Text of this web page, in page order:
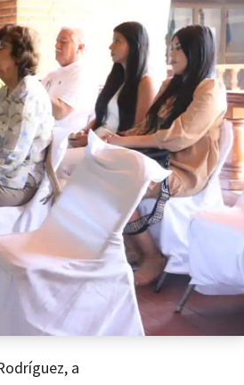
a